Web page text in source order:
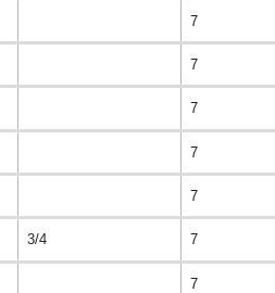
7
7
7
7
7
3/4 7
7